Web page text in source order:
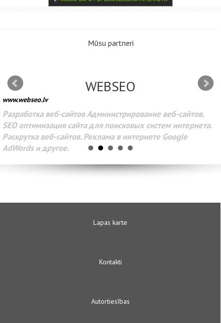
Mūsu partneri
WEBSEO
www.webseo.lv
Разработка веб-сайтов Администрирование веб-сайтов.
SEO оптимизация сайта для поисковых систем интернета.
Раскрутка веб-сайтов. Реклама в интернете Google
AdWords и другое.
Lapas karte
Kontakti
Autortiesības